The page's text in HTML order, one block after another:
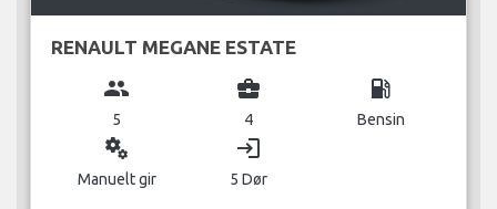
RENAULT MEGANE ESTATE
group
5
business_center
4
local_gas_station
Bensin
miscellaneous_services
Manuelt gir
login
5 Dør